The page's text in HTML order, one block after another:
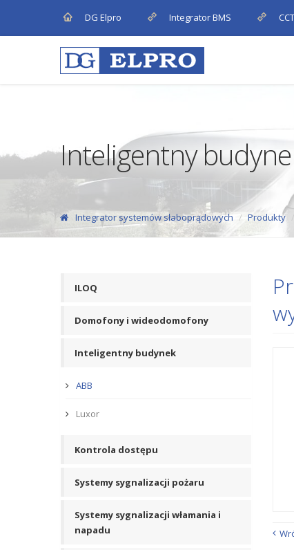
DG Elpro Integrator BMS
Inteligentny
Integrator systemów słaboprądowych Produkty
ILOQ
Domofony i wideodomofony
Inteligentny budynek
ABB
Luxor
Kontrola dostępu
Systemy sygnalizacji pożaru
Systemy sygnalizacji włamania i
napadu